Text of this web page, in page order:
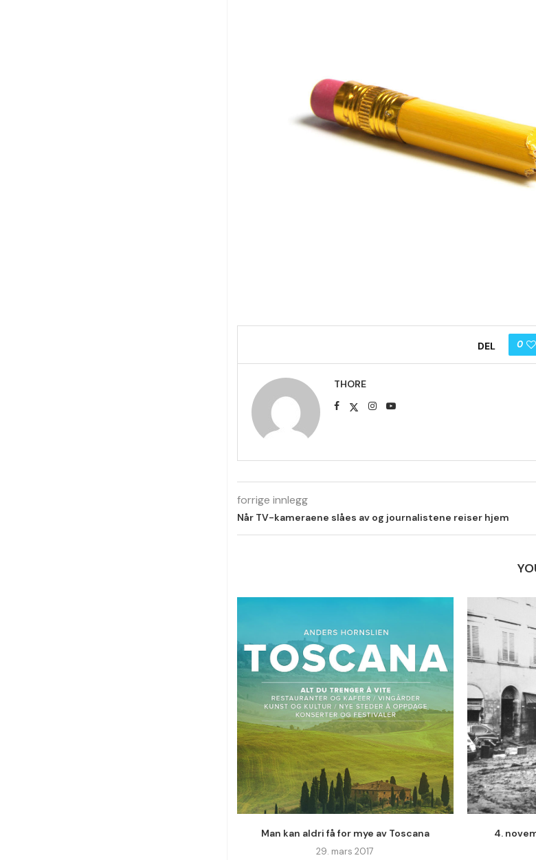
DEL 0
THORE
forrige innlegg
Når TV-kameraene slåes av og journalistene reiser hjem
Man kan aldri få for mye av Toscana
29. mars 2017
4.